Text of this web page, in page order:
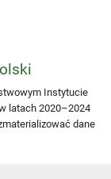
Instytucie
latach 2020–2024
dane